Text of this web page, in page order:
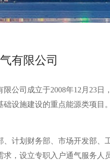
有限公司
限公司成立于2008年12月23
设施建设的重点能源类项目。
、计划财务部、市场开发部、
求，设立专职入户通气服务人